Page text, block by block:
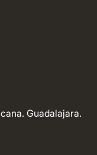
Guadalajara.